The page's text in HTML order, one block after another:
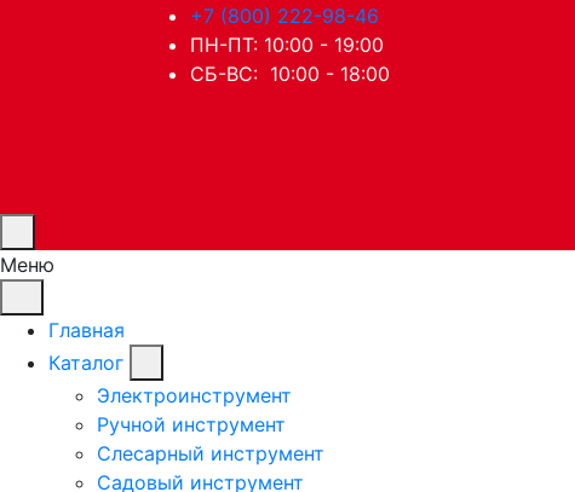
+7 (800) 222-98-46
ПН-ПТ: 10:00 - 19:00
СБ-ВС: 10:00 - 18:00
Меню
Главная
Каталог
Электроинструмент
Ручной инструмент
Слесарный инструмент
Садовый инструмент